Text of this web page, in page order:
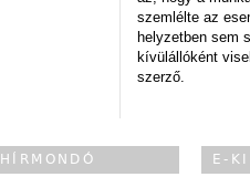
szemlélte az
helyzetben sem
kívülállóként
szerző.
HÍRMONDÓ E-